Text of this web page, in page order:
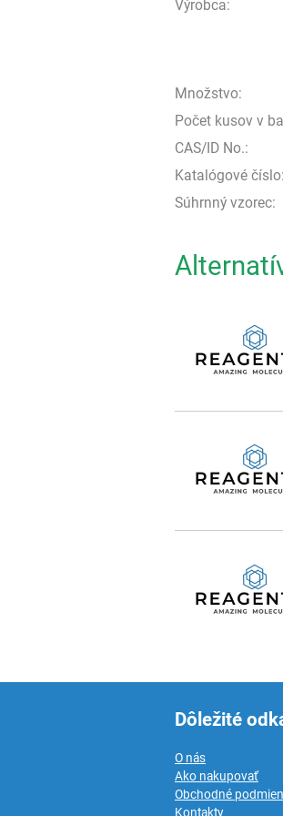
Výrobca:
Množstvo:
Počet kusov v
CAS/ID No.:
Katalógové číslo:
Súhrnný vzorec:
Dôležité
O nás
Ako nakupovať
Obchodné
Kontakty